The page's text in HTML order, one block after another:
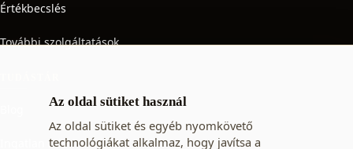
Az oldal sütiket használ
Az oldal sütiket és egyéb nyomkövető
technológiákat alkalmaz, hogy javítsa a
Értékbecslés
További szolgáltatások
Ingatlan adó